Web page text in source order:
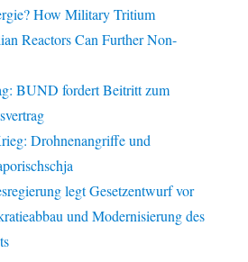
How Military Tritium
Reactors Can Further Non-
BUND fordert Beitritt zum
Drohnenangriffe und
legt Gesetzentwurf vor
und Modernisierung des